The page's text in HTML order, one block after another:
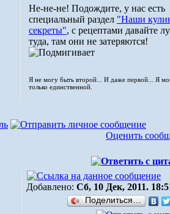
Не-не-не! Подождите, у нас есть
специальный раздел "Наши
секреты", с рецептами давайте
туда, там они не затеряются!
Я не могу быть второй... И даже первой... Я
только единственной.
Оценить
Добавлено: Сб, 10 Дек, 2011.
Поделиться…